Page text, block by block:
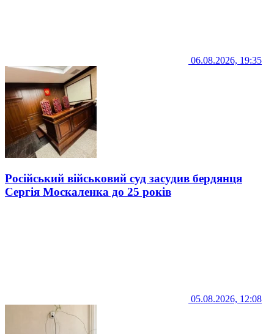
06.08.2026, 19:35
Російський військовий суд засудив бердянця
Сергія Москаленка до 25 років
05.08.2026, 12:08